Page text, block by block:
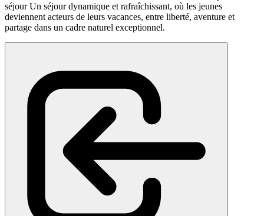
séjour Un séjour dynamique et rafraîchissant, où les jeunes
deviennent acteurs de leurs vacances, entre liberté, aventure et
partage dans un cadre naturel exceptionnel.